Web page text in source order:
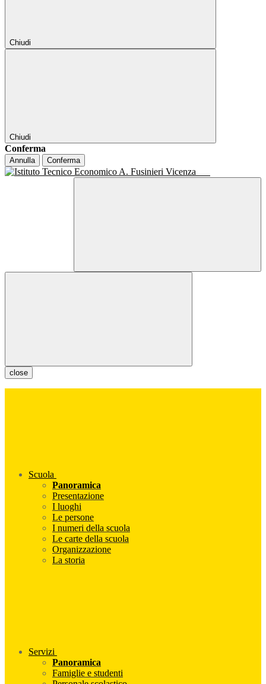
Chiudi
Chiudi
Conferma
Annulla Conferma
close
Scuola
Panoramica
Presentazione
I luoghi
Le persone
I numeri della scuola
Le carte della scuola
Organizzazione
La storia
Servizi
Panoramica
Famiglie e studenti